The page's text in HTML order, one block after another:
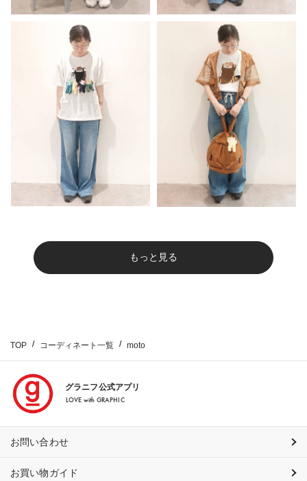
もっと見る
TOP コーディネート一覧 moto
グラニフ公式アプリ
LOVE with GRAPHIC
お問い合わせ
お買い物ガイド